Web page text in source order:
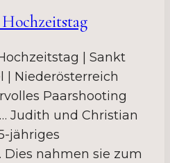
| Sankt
| Niederösterreich
Paarshooting
Judith und Christian
jähriges
nahmen sie zum